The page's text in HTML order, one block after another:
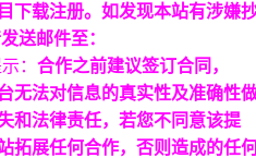
下载注册。如发现本站有涉嫌
送邮件至：
： 合作之前建议签订合同，
无法对信息的真实性及准确性
和法律责任，若您不同意该提
拓展任何合作，否则造成的任